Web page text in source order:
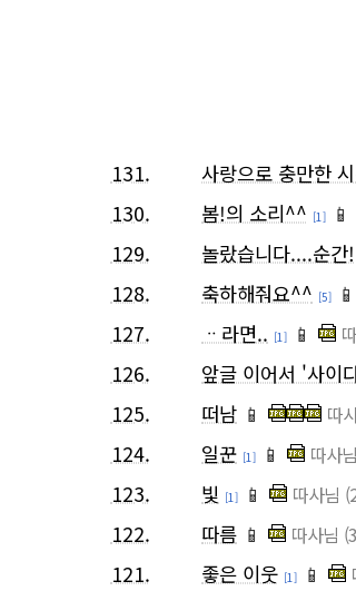
131. 사랑으로 충만한
130. 봄!의 소리^^ [1] 📱
129. 놀랐습니다....순간!
128. 축하해줘요^^ [5] 📱
127. ᆢ라면.. [1] 📱
126. 앞글 이어서 '사이
125. 떠남 📱 따
124. 일꾼 [1] 📱 따사님
123. 빛 [1] 📱 따사님
122. 따름 📱 따사님
121. 좋은 이웃 [1] 📱